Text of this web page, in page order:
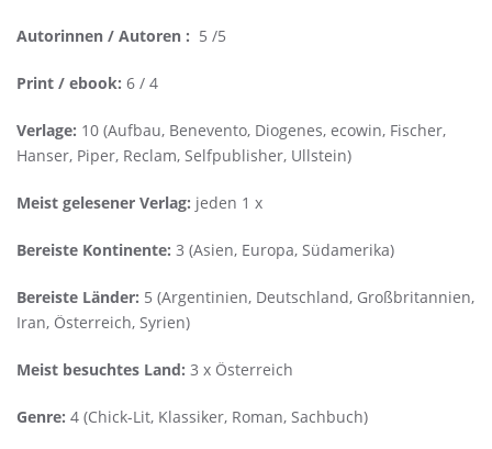
Autorinnen / Autoren : 5 /5
Print / ebook: 6 / 4
Verlage: 10 (Aufbau, Benevento, Diogenes, ecowin, Fischer,
Hanser, Piper, Reclam, Selfpublisher, Ullstein)
Meist gelesener Verlag: jeden 1 x
Bereiste Kontinente: 3 (Asien, Europa, Südamerika)
Bereiste Länder: 5 (Argentinien, Deutschland, Großbritannien,
Iran, Österreich, Syrien)
Meist besuchtes Land: 3 x Österreich
Genre: 4 (Chick-Lit, Klassiker, Roman, Sachbuch)